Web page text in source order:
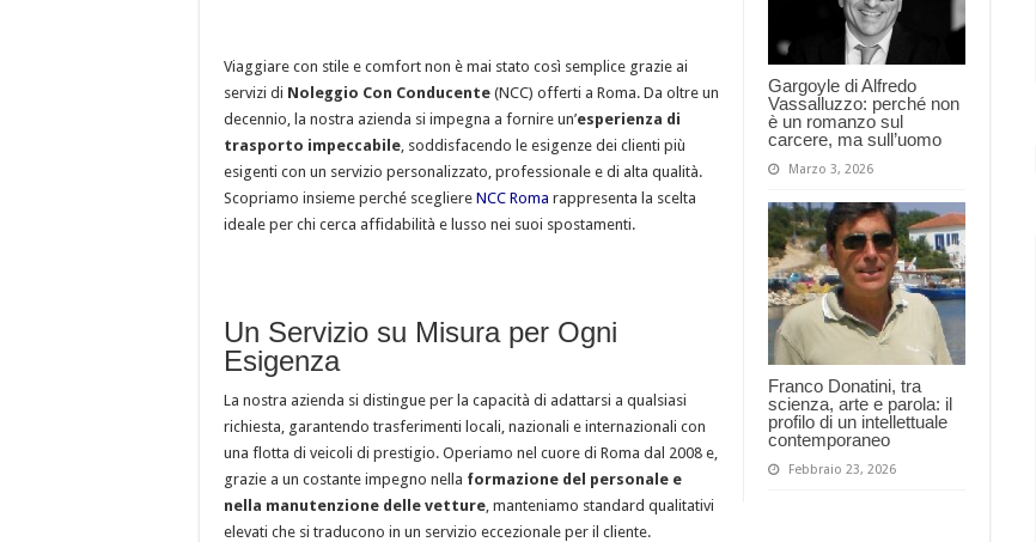
Gargoyle di Alfredo
Vassalluzzo: perché non
è un romanzo sul
carcere, ma sull’uomo
Marzo 3, 2026
Franco Donatini, tra
scienza, arte e parola: il
profilo di un intellettuale
contemporaneo
Febbraio 23, 2026
Viaggiare con stile e comfort non è mai stato così semplice grazie ai
servizi di Noleggio Con Conducente (NCC) offerti a Roma. Da oltre un
decennio, la nostra azienda si impegna a fornire un’esperienza di
trasporto impeccabile, soddisfacendo le esigenze dei clienti più
esigenti con un servizio personalizzato, professionale e di alta qualità.
Scopriamo insieme perché scegliere NCC Roma rappresenta la scelta
ideale per chi cerca affidabilità e lusso nei suoi spostamenti.
Un Servizio su Misura per Ogni
Esigenza
La nostra azienda si distingue per la capacità di adattarsi a qualsiasi
richiesta, garantendo trasferimenti locali, nazionali e internazionali con
una flotta di veicoli di prestigio. Operiamo nel cuore di Roma dal 2008 e,
grazie a un costante impegno nella formazione del personale e
nella manutenzione delle vetture, manteniamo standard qualitativi
elevati che si traducono in un servizio eccezionale per il cliente.